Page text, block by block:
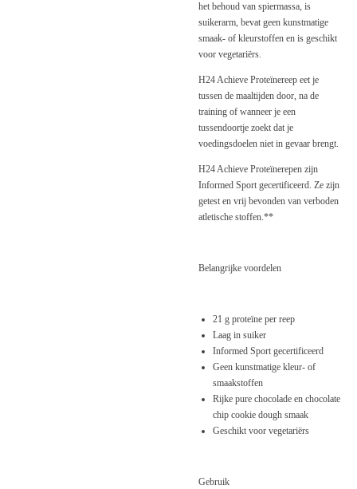
het behoud van spiermassa, is
suikerarm, bevat geen kunstmatige
smaak- of kleurstoffen en is geschikt
voor vegetariërs.
H24 Achieve Proteïnereep eet je
tussen de maaltijden door, na de
training of wanneer je een
tussendoortje zoekt dat je
voedingsdoelen niet in gevaar brengt.
H24 Achieve Proteïnerepen zijn
Informed Sport gecertificeerd. Ze zijn
getest en vrij bevonden van verboden
atletische stoffen.**
Belangrijke voordelen
21 g proteïne per reep
Laag in suiker
Informed Sport gecertificeerd
Geen kunstmatige kleur- of
smaakstoffen
Rijke pure chocolade en chocolate
chip cookie dough smaak
Geschikt voor vegetariërs
Gebruik